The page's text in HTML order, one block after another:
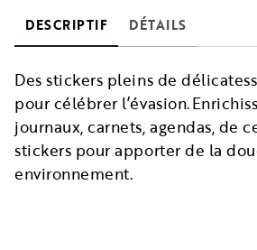
DESCRIPTIF DÉTAILS
Des stickers pleins de
pour célébrer
journaux, carnets, agendas, de
stickers pour apporter de la
environnement.